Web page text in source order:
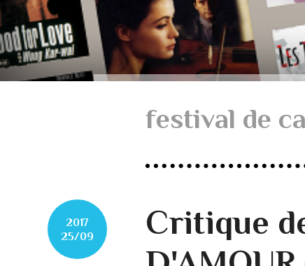
festival de
2017
25/09
Critique